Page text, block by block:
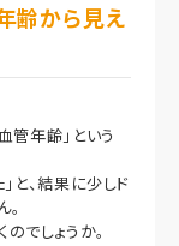
齢から見え
管年齢」という
と、結果に少しド
でしょうか。